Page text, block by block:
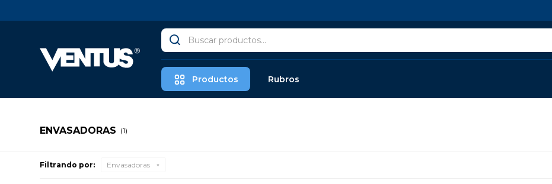
Productos Rubros
ENVASADORAS (1)
Filtrando por: Envasadoras